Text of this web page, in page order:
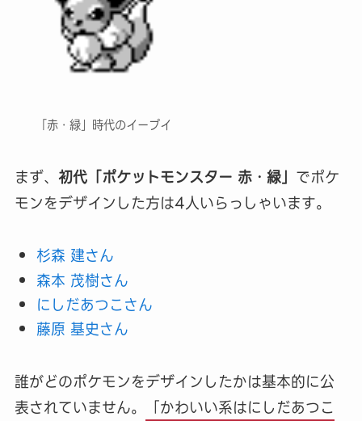
「赤・緑」時代のイーブイ
まず、 初代「ポケットモンスター 赤・緑」 でポケ
モンをデザインした方は4人いらっしゃいます。
杉森 建さん
森本 茂樹さん
にしだあつこさん
藤原 基史さん
誰がどのポケモンをデザインしたかは基本的に公
表されていません。
「かわいい系はにしだあつこ